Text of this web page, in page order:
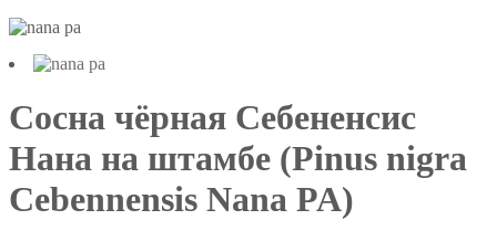
Сосна чёрная Себененсис
Нана на штамбе (Pinus nigra
Cebennensis Nana PA)